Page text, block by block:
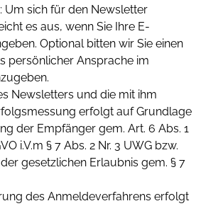
Um sich für den Newsletter
es aus, wenn Sie Ihre E-
Optional bitten wir Sie einen
persönlicher Ansprache im
Newsletters und die mit ihm
erfolgt auf Grundlage
der Empfänger gem. Art. 6 Abs. 1
i.V.m § 7 Abs. 2 Nr. 3 UWG bzw.
gesetzlichen Erlaubnis gem. § 7
des Anmeldeverfahrens erfolgt